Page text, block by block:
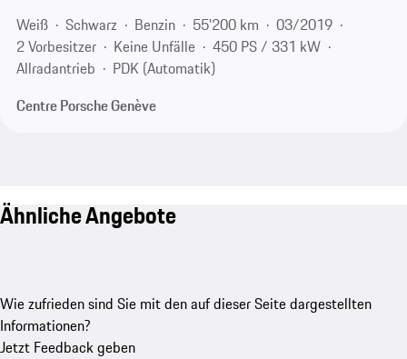
Weiß
Schwarz Benzin 55'200 km
03/2019
2 Vorbesitzer
Keine Unfälle
450 PS / 331 kW
Allradantrieb
PDK (Automatik)
Centre Porsche Genève
Ähnliche Angebote
Wie zufrieden sind Sie mit den auf dieser Seite dargestellten
Informationen?
Jetzt Feedback geben